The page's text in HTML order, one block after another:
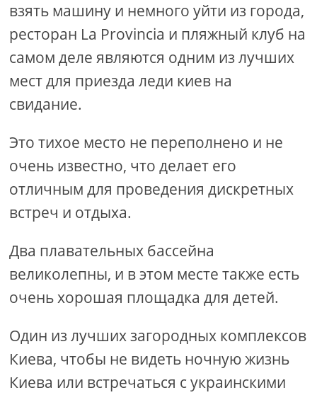
взять машину и немного уйти из города,
ресторан La Provincia и пляжный клуб на
самом деле являются одним из лучших
мест для приезда леди киев на
свидание.
Это тихое место не переполнено и не
очень известно, что делает его
отличным для проведения дискретных
встреч и отдыха.
Два плавательных бассейна
великолепны, и в этом месте также есть
очень хорошая площадка для детей.
Один из лучших загородных комплексов
Киева, чтобы не видеть ночную жизнь
Киева или встречаться с украинскими